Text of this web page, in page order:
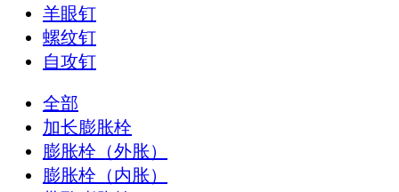
羊眼钉
螺纹钉
自攻钉
全部
加长膨胀栓
膨胀栓（外胀）
膨胀栓（内胀）